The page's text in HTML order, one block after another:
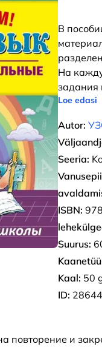
В
На
задания
Loe edasi
Autor:
Seeria:
ISBN:
Suurus:
Kaal: 50
ID:
повторение и